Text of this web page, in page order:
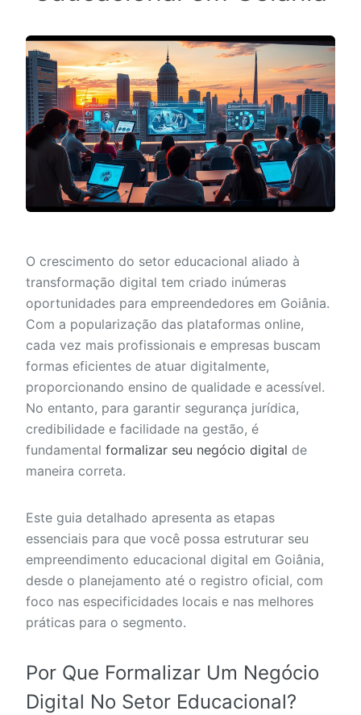
O crescimento do setor educacional aliado à
transformação digital tem criado inúmeras
oportunidades para empreendedores em Goiânia.
Com a popularização das plataformas online,
cada vez mais profissionais e empresas buscam
formas eficientes de atuar digitalmente,
proporcionando ensino de qualidade e acessível.
No entanto, para garantir segurança jurídica,
credibilidade e facilidade na gestão, é
fundamental formalizar seu negócio digital de
maneira correta.
Este guia detalhado apresenta as etapas
essenciais para que você possa estruturar seu
empreendimento educacional digital em Goiânia,
desde o planejamento até o registro oficial, com
foco nas especificidades locais e nas melhores
práticas para o segmento.
Por Que Formalizar Um Negócio
Digital No Setor Educacional?